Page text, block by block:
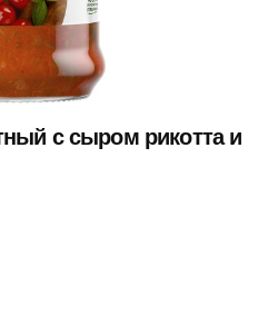
с сыром рикотта и